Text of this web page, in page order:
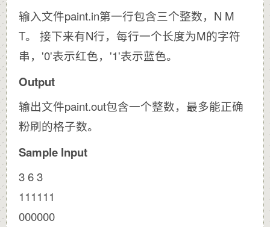
输入文件paint.in第一行包含三个整数，N M
T。 接下来有N行，每行一个长度为M的字符
串，'0'表示红色，'1'表示蓝色。
Output
输出文件paint.out包含一个整数，最多能正确
粉刷的格子数。
Sample Input
3 6 3
111111
000000